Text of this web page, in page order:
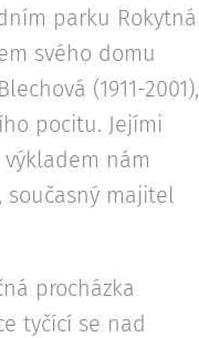
parku Rokytná
svého domu
(1911-2001),
pocitu. Jejími
nám
majitel
procházka
tyčící se nad